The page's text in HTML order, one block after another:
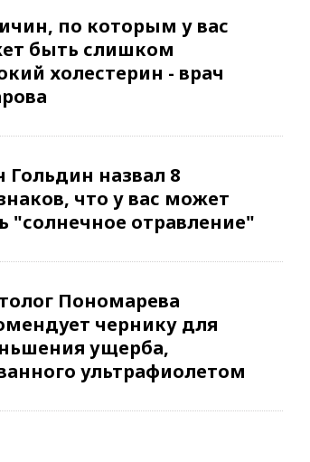
по которым у вас
быть слишком
холестерин - врач
Гольдин назвал 8
что у вас может
"солнечное отравление"
Пономарева
чернику для
ущерба,
ультрафиолетом